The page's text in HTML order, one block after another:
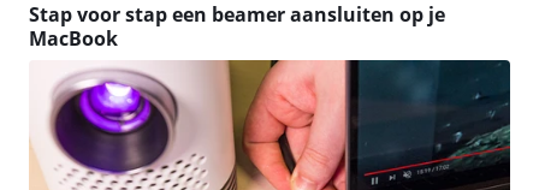
Stap voor stap een beamer aansluiten op je
MacBook